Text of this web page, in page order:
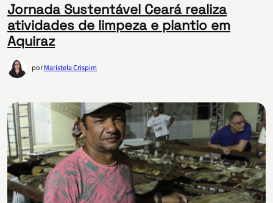
Jornada Sustentável Ceará realiza
atividades de limpeza e plantio em
Aquiraz
porMaristela Crispim